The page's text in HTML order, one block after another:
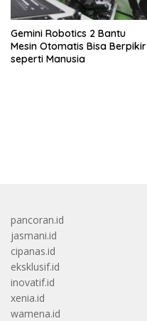
Gemini Robotics 2 Bantu
Mesin Otomatis Bisa Berpikir
seperti Manusia
pancoran.id
jasmani.id
cipanas.id
eksklusif.id
inovatif.id
xenia.id
wamena.id